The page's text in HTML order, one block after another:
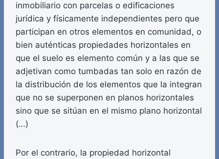
inmobiliario con parcelas o edificaciones
jurídica y físicamente independientes pero que
participan en otros elementos en comunidad, o
bien auténticas propiedades horizontales en
que el suelo es elemento común y a las que se
adjetivan como tumbadas tan solo en razón de
la distribución de los elementos que la integran
que no se superponen en planos horizontales
sino que se sitúan en el mismo plano horizontal
(…)
Por el contrario, la propiedad horizontal